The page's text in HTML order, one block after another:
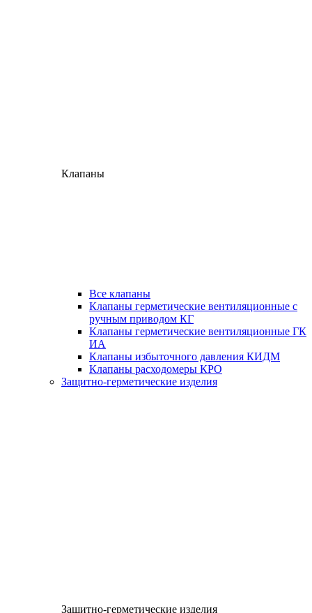
Клапаны
Все клапаны
Клапаны герметические вентиляционные с
ручным приводом КГ
Клапаны герметические вентиляционные ГК
ИА
Клапаны избыточного давления КИДМ
Клапаны расходомеры КРО
Защитно-герметические изделия
Защитно-герметические изделия